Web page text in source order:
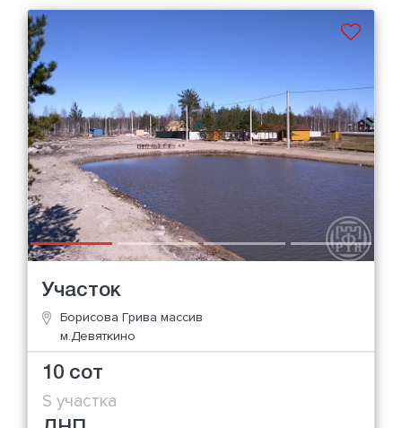
Участок
Борисова Грива массив
м.Девяткино
10 сот
S участка